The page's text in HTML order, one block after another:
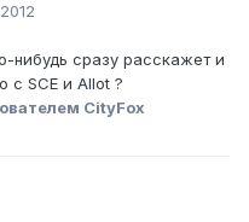
нибудь сразу расскажет и
с SCE и Allot ?
CityFox